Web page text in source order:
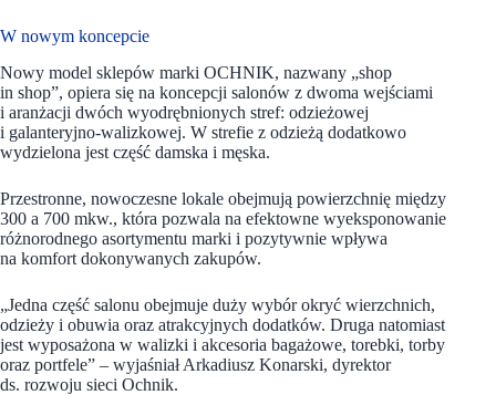
W nowym koncepcie
Nowy model sklepów marki OCHNIK, nazwany „shop
in shop”, opiera się na koncepcji salonów z dwoma wejściami
i aranżacji dwóch wyodrębnionych stref: odzieżowej
i galanteryjno-walizkowej. W strefie z odzieżą dodatkowo
wydzielona jest część damska i męska.
Przestronne, nowoczesne lokale obejmują powierzchnię między
300 a 700 mkw., która pozwala na efektowne wyeksponowanie
różnorodnego asortymentu marki i pozytywnie wpływa
na komfort dokonywanych zakupów.
„Jedna część salonu obejmuje duży wybór okryć wierzchnich,
odzieży i obuwia oraz atrakcyjnych dodatków. Druga natomiast
jest wyposażona w walizki i akcesoria bagażowe, torebki, torby
oraz portfele” – wyjaśniał Arkadiusz Konarski, dyrektor
ds. rozwoju sieci Ochnik.